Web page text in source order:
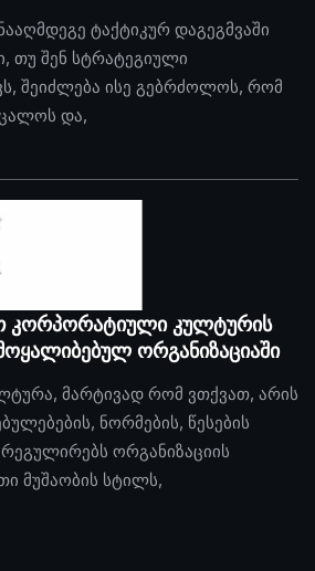
ტაქტიკურ დაგეგმვაში
თუ შენ სტრატეგიული
შეიძლება ისე გებრძოლოს, რომ
და,
კორპორატიული კულტურის
ორგანიზაციაში
მარტივად რომ ვთქვათ, არის
ნორმების, წესების
ორგანიზაციის
მუშაობის სტილს,